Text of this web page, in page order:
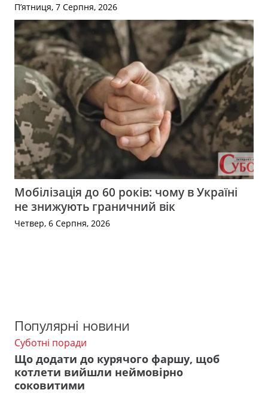
П’ятниця, 7 Серпня, 2026
Мобілізація до 60 років: чому в Україні
не знижують граничний вік
Четвер, 6 Серпня, 2026
Популярні новини
Суботні поради
Що додати до курячого фаршу, щоб
котлети вийшли неймовірно
соковитими